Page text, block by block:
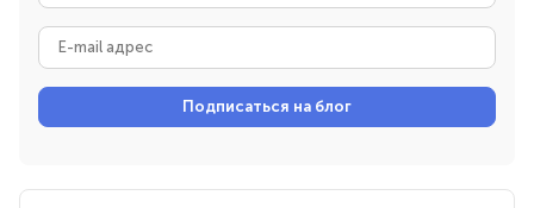
адрес
Подписаться на блог